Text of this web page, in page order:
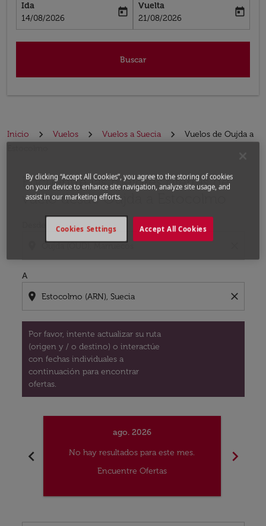
Ida
fc-booking-departure-date-aria-label
14/08/2026
today
Vuelta
fc-booking-return-date-aria-label
21/08/2026
today
Buscar
Inicio Vuelos Vuelos a Suecia
Vuelos de Oujda a
Encuentre las mejores ofertas de
vuelo desde Oujda a Estocolmo
A
location_on close
Por favor, intente actualizar su ruta
(origen y / o destino) o interactúe
con fechas individuales a
continuación para encontrar
ofertas.
Por favor, intente actualizar su ruta (origen y / o
chevron_left
ago. 2026
No hay resultados para este mes.
Encuentre Ofertas
chevron_right
By clicking “Accept All Cookies”, you agree to the storing of cookies
on your device to enhance site navigation, analyze site usage, and
assist in our marketing efforts.
Accept All Cookies
Cookies Settings